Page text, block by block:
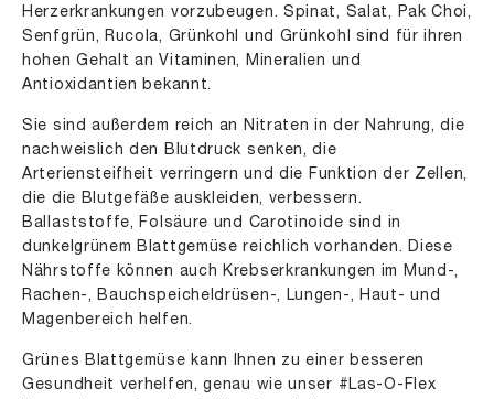
Herzerkrankungen vorzubeugen. Spinat, Salat, Pak Choi,
Senfgrün, Rucola, Grünkohl und Grünkohl sind für ihren
hohen Gehalt an Vitaminen, Mineralien und
Antioxidantien bekannt.
Sie sind außerdem reich an Nitraten in der Nahrung, die
nachweislich den Blutdruck senken, die
Arteriensteifheit verringern und die Funktion der Zellen,
die die Blutgefäße auskleiden, verbessern.
Ballaststoffe, Folsäure und Carotinoide sind in
dunkelgrünem Blattgemüse reichlich vorhanden. Diese
Nährstoffe können auch Krebserkrankungen im Mund-,
Rachen-, Bauchspeicheldrüsen-, Lungen-, Haut- und
Magenbereich helfen.
Grünes Blattgemüse kann Ihnen zu einer besseren
Gesundheit verhelfen, genau wie unser #Las-O-Flex